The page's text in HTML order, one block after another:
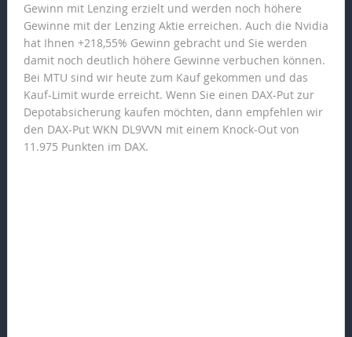
Gewinn mit Lenzing erzielt und werden noch höhere
Gewinne mit der Lenzing Aktie erreichen. Auch die Nvidia
hat Ihnen +218,55% Gewinn gebracht und Sie werden
damit noch deutlich höhere Gewinne verbuchen können.
Bei MTU sind wir heute zum Kauf gekommen und das
Kauf-Limit wurde erreicht. Wenn Sie einen DAX-Put zur
Depotabsicherung kaufen möchten, dann empfehlen wir
den DAX-Put WKN DL9VVN mit einem Knock-Out von
11.975 Punkten im DAX.